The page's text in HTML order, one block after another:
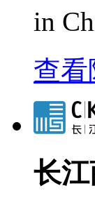
in
查看
长